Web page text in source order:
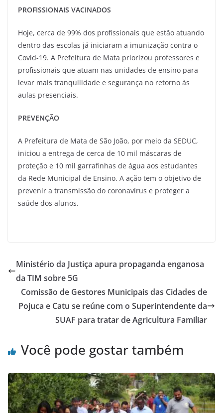
PROFISSIONAIS VACINADOS
Hoje, cerca de 99% dos profissionais que estão atuando
dentro das escolas já iniciaram a imunização contra o
Covid-19. A Prefeitura de Mata priorizou professores e
profissionais que atuam nas unidades de ensino para
levar mais tranquilidade e segurança no retorno às
aulas presenciais.
PREVENÇÃO
A Prefeitura de Mata de São João, por meio da SEDUC,
iniciou a entrega de cerca de 10 mil máscaras de
proteção e 10 mil garrafinhas de água aos estudantes
da Rede Municipal de Ensino. A ação tem o objetivo de
prevenir a transmissão do coronavírus e proteger a
saúde dos alunos.
Ministério da Justiça apura propaganda enganosa
da TIM sobre 5G
Comissão de Gestores Municipais das Cidades de
Pojuca e Catu se reúne com o Superintendente da
SUAF para tratar de Agricultura Familiar
Você pode gostar também